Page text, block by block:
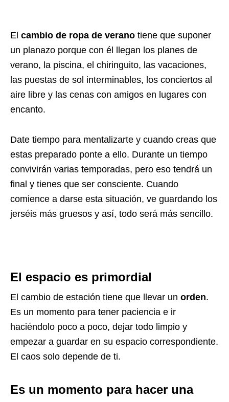
El cambio de ropa de verano tiene que suponer
un planazo porque con él llegan los planes de
verano, la piscina, el chiringuito, las vacaciones,
las puestas de sol interminables, los conciertos al
aire libre y las cenas con amigos en lugares con
encanto.
Date tiempo para mentalizarte y cuando creas que
estas preparado ponte a ello. Durante un tiempo
convivirán varias temporadas, pero eso tendrá un
final y tienes que ser consciente. Cuando
comience a darse esta situación, ve guardando los
jerséis más gruesos y así, todo será más sencillo.
El espacio es primordial
El cambio de estación tiene que llevar un orden.
Es un momento para tener paciencia e ir
haciéndolo poco a poco, dejar todo limpio y
empezar a guardar en su espacio correspondiente.
El caos solo depende de ti.
Es un momento para hacer una